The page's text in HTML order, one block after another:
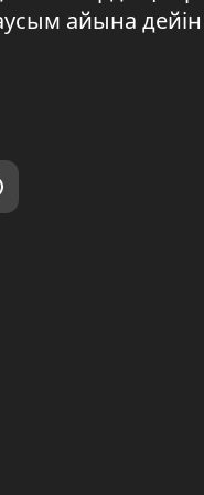
айына